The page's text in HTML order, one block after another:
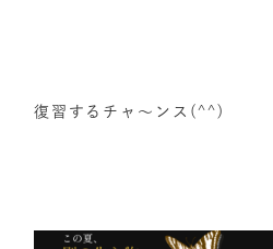
復習するチャ～ンス(^^)